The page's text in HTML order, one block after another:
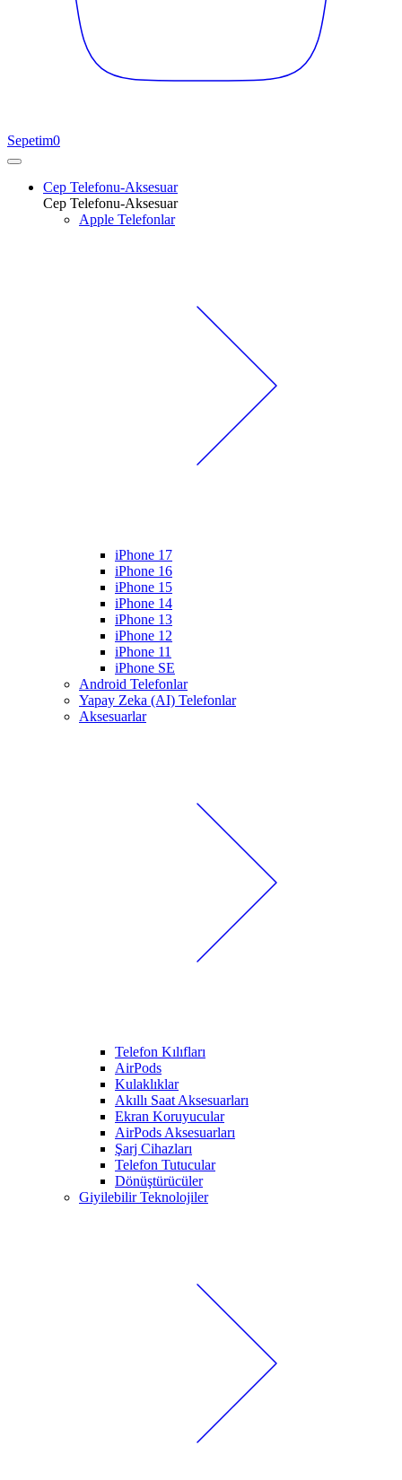
Sepetim0
Cep Telefonu-Aksesuar
Cep Telefonu-Aksesuar
Apple Telefonlar
iPhone 17
iPhone 16
iPhone 15
iPhone 14
iPhone 13
iPhone 12
iPhone 11
iPhone SE
Android Telefonlar
Yapay Zeka (AI) Telefonlar
Aksesuarlar
Telefon Kılıfları
AirPods
Kulaklıklar
Akıllı Saat Aksesuarları
Ekran Koruyucular
AirPods Aksesuarları
Şarj Cihazları
Telefon Tutucular
Dönüştürücüler
Giyilebilir Teknolojiler